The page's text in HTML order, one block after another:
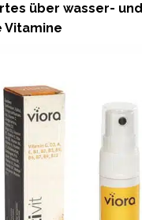
über wasser- und